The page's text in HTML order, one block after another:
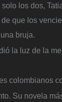
los dos,
que los
bruja.
la luz de la
colombianos
Su novela